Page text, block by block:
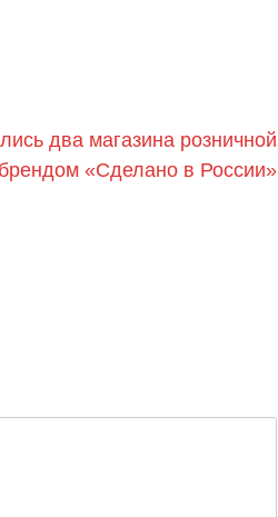
два магазина розничной
«Сделано в России»